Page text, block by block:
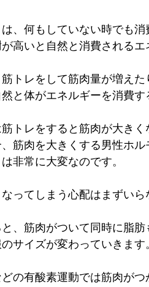
、何もしていない時でも
が高いと自然と消費される
筋トレをして筋肉量が増え
と体がエネルギーを消費
トレをすると筋肉が大き
、筋肉を大きくする男性ホ
非常に大変なのです。
ってしまう心配はまずい
、筋肉がついて同時に脂
サイズが変わっていきます
の有酸素運動では筋肉が